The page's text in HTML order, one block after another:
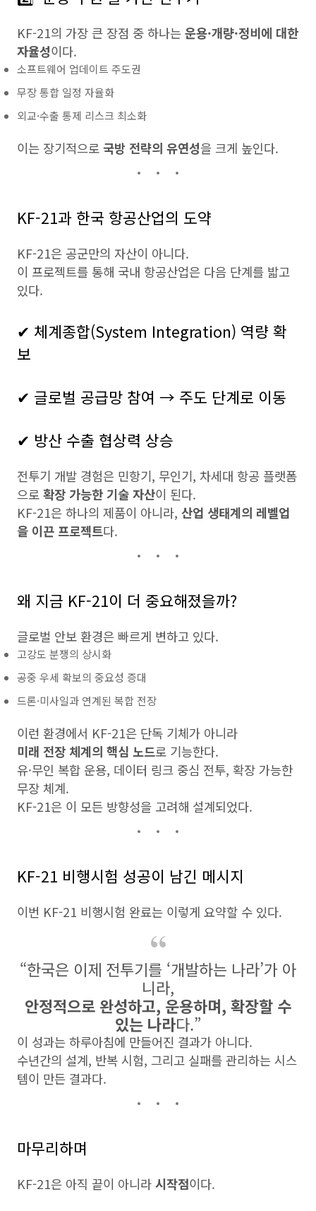
KF-21의 가장 큰 장점 중 하나는 운용·개량·정비에 대한
자율성이다.
소프트웨어 업데이트 주도권
무장 통합 일정 자율화
외교·수출 통제 리스크 최소화
이는 장기적으로 국방 전략의 유연성을 크게 높인다.
KF-21과 한국 항공산업의 도약
KF-21은 공군만의 자산이 아니다.
이 프로젝트를 통해 국내 항공산업은 다음 단계를 밟고
있다.
✔ 체계종합(System Integration) 역량 확
보
✔ 글로벌 공급망 참여 → 주도 단계로 이동
✔ 방산 수출 협상력 상승
전투기 개발 경험은 민항기, 무인기, 차세대 항공 플랫폼
으로 확장 가능한 기술 자산이 된다.
KF-21은 하나의 제품이 아니라, 산업 생태계의 레벨업
을 이끈 프로젝트다.
왜 지금 KF-21이 더 중요해졌을까?
글로벌 안보 환경은 빠르게 변하고 있다.
고강도 분쟁의 상시화
공중 우세 확보의 중요성 증대
드론·미사일과 연계된 복합 전장
이런 환경에서 KF-21은 단독 기체가 아니라
미래 전장 체계의 핵심 노드로 기능한다.
유·무인 복합 운용, 데이터 링크 중심 전투, 확장 가능한
무장 체계.
KF-21은 이 모든 방향성을 고려해 설계되었다.
KF-21 비행시험 성공이 남긴 메시지
이번 KF-21 비행시험 완료는 이렇게 요약할 수 있다.
“한국은 이제 전투기를 ‘개발하는 나라’가 아
니라,
안정적으로 완성하고, 운용하며, 확장할 수
있는 나라다.”
이 성과는 하루아침에 만들어진 결과가 아니다.
수년간의 설계, 반복 시험, 그리고 실패를 관리하는 시스
템이 만든 결과다.
마무리하며
KF-21은 아직 끝이 아니라 시작점이다.